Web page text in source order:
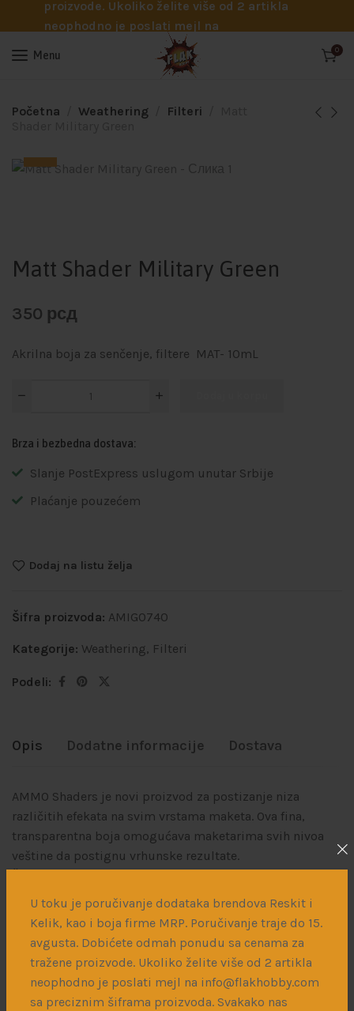
U toku je poručivanje dodataka brendova Reskit i
Kelik, kao i boja firme MRP. Poručivanje traje do 15.
avgusta. Dobićete odmah ponudu sa cenama za
tražene proizvode. Ukoliko želite više od 2 artikla
neophodno je poslati mejl na info@flakhobby.com
sa preciznim šiframa proizvoda. Svakako nas
proizvode. Ukoliko želite više od 2 artikla
neophodno je poslati mejl na
info@flakhobby.com sa preciznim šiframa
proizvoda. Svakako nas možete pozvati
potrebna pomoć oko odabira.
Menu 0
Početna Weathering Filteri
Matt Shader Military Green
350 рсд
Akrilna boja za senčenje, filtere MAT- 10mL
Brza i bezbedna dostava:
Slanje PostExpress uslugom unutar Srbije
Plaćanje pouzećem
Dodaj na listu želja
Šifra proizvoda: AMIG0740
Kategorije: Weathering, Filteri
Podeli:
Opis Dodatne informacije Dostava
AMMO Shaders je novi proizvod za postizanje niza
različitih efekata na svim vrstama maketa. Ova fina,
transparentna boja omogućava maketarima svih nivoa
veštine da postignu vrhunske rezultate.
pravljenje filtera, itd na raznim vrstama podloga.
Vrlo lako se mogu dodati efekti prašine i naglasiti
panelne linije.
Proizvod nije potrebno razređivati, netoksičan je i vrlo
lako se nanosi erbrašem i čisti vodom.